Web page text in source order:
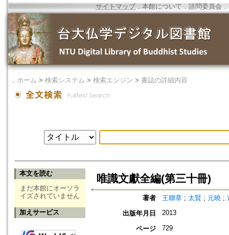
サイトマップ．本館について ． 諮問委員会 ．
． ホーム > 検索システム > 検索エンジン > 書誌の詳細内容
本文を読む
まだ本館にオーソラ
イズされていません
加えサービス
唯識文獻全編(第三十冊)
著者 王聯章 ; 太賢 ; 元曉 ;
出版年月日
2013
ページ 729